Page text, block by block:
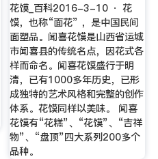
花馍_百科2016-3-10 · 花
馍，也称“面花” ，是中国民间
面塑品。闻喜花馍是山西省运城
市闻喜县的传统名点，因花式各
样而命名。闻喜花馍盛行于明
清，已有1000多年历史，已形
成独特的艺术风格和完整的创作
体系。花馍同样以美味。 闻喜
花馍有“花糕”、“花馍”、“吉祥
物”、“盘顶”四大系列200多个
品种。